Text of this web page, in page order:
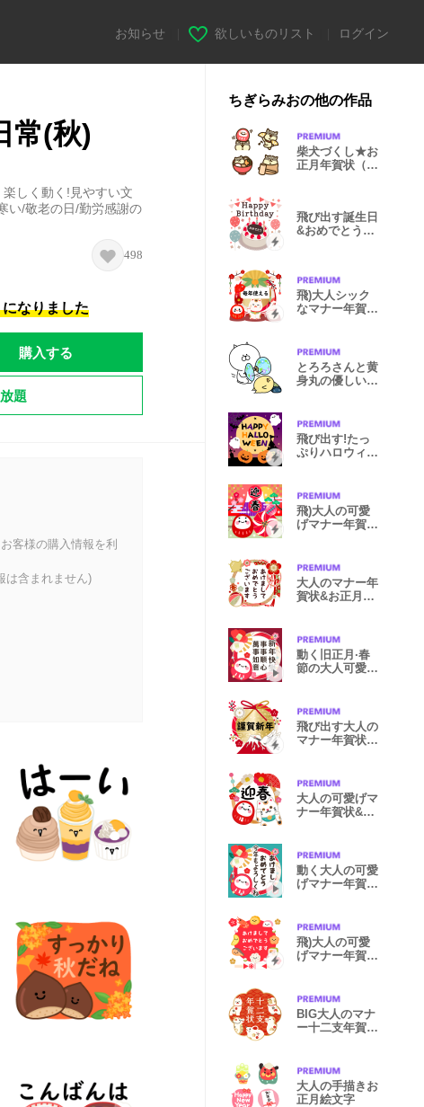
お知らせ 欲しいものリスト ログイン
常(秋)
しく動く!見やすい文
い/敬老の日/勤労感謝の
498
なりました
購入する
題
客様の購入情報を利
は含まれません)
ちぎらみおの他の作品
柴犬づくし★お
正月年賀状（黒
飛び出す誕生日
&おめでとう&
飛)大人シック
なマナー年賀状
とろろさんと黄
身丸の優しい世
飛び出す!たっ
ぷりハロウィン
飛)大人の可愛
げマナー年賀状
大人のマナー年
賀状&お正月＆
動く旧正月·春
節の大人可愛い
飛び出す大人の
マナー年賀状&
大人の可愛げマ
ナー年賀状&お
動く大人の可愛
げマナー年賀状
飛)大人の可愛
げマナー年賀状
BIG大人のマナ
ー十二支年賀状
大人の手描きお
正月絵文字